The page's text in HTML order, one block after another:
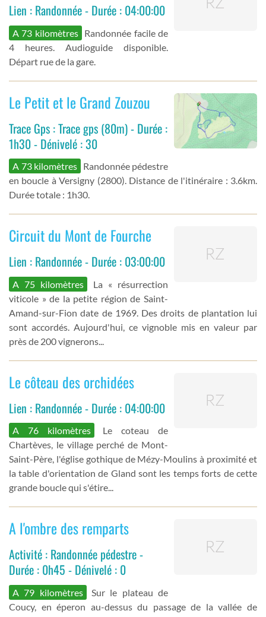
Lien : Randonnée - Durée : 04:00:00
A 73 kilomètres Randonnée facile de
4 heures. Audioguide disponible.
Départ rue de la gare.
Le Petit et le Grand Zouzou
Trace Gps : Trace gps (80m) - Durée :
1h30 - Dénivelé : 30
A 73 kilomètres Randonnée pédestre
en boucle à Versigny (2800). Distance de l'itinéraire : 3.6km.
Durée totale : 1h30.
Circuit du Mont de Fourche
Lien : Randonnée - Durée : 03:00:00
A 75 kilomètres
La « résurrection
viticole » de la petite région de Saint-
Amand-sur-Fion date de 1969. Des droits de plantation lui
sont accordés. Aujourd'hui, ce vignoble mis en valeur par
près de 200 vignerons...
Le côteau des orchidées
Lien : Randonnée - Durée : 04:00:00
A 76 kilomètres
Le coteau de
Chartèves, le village perché de Mont-
Saint-Père, l'église gothique de Mézy-Moulins à proximité et
la table d'orientation de Gland sont les temps forts de cette
grande boucle qui s'étire...
A l'ombre des remparts
Activité : Randonnée pédestre -
Durée : 0h45 - Dénivelé : 0
A 79 kilomètres
Sur le plateau de
Coucy, en éperon au-dessus du passage de la vallée de